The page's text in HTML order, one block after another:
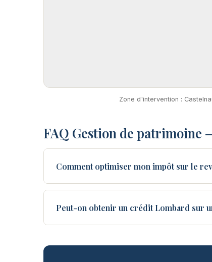
Zone d'intervention :
FAQ Gestion de patrimoine
Comment optimiser mon impôt sur le
Peut-on obtenir un crédit Lombard sur